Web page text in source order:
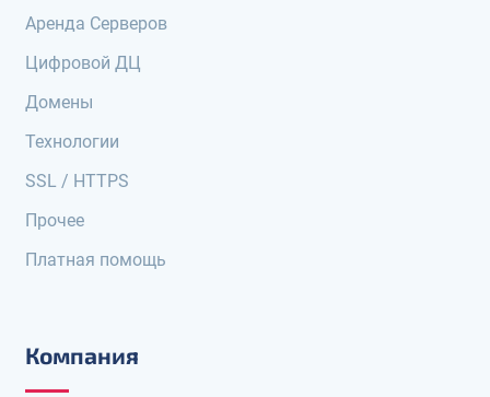
Аренда Серверов
Цифровой ДЦ
Домены
Технологии
SSL / HTTPS
Прочее
Платная помощь
Компания